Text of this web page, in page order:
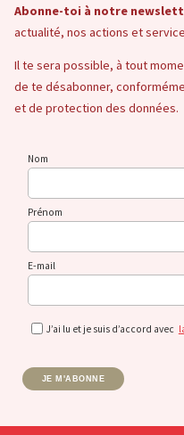
Abonne-toi à notre
actualité, nos actions et
Il te sera possible, à tout
de te désabonner,
et de protection des données.
Nom
Prénom
E-mail
J’ai lu et je suis d’accord avec
JE M'ABONNE